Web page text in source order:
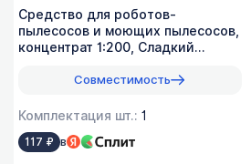
Средство для роботов-
пылесосов и моющих пылесосов,
концентрат 1:200, Сладкий
Совместимость
Комплектация шт.: 1
117 ₽ в